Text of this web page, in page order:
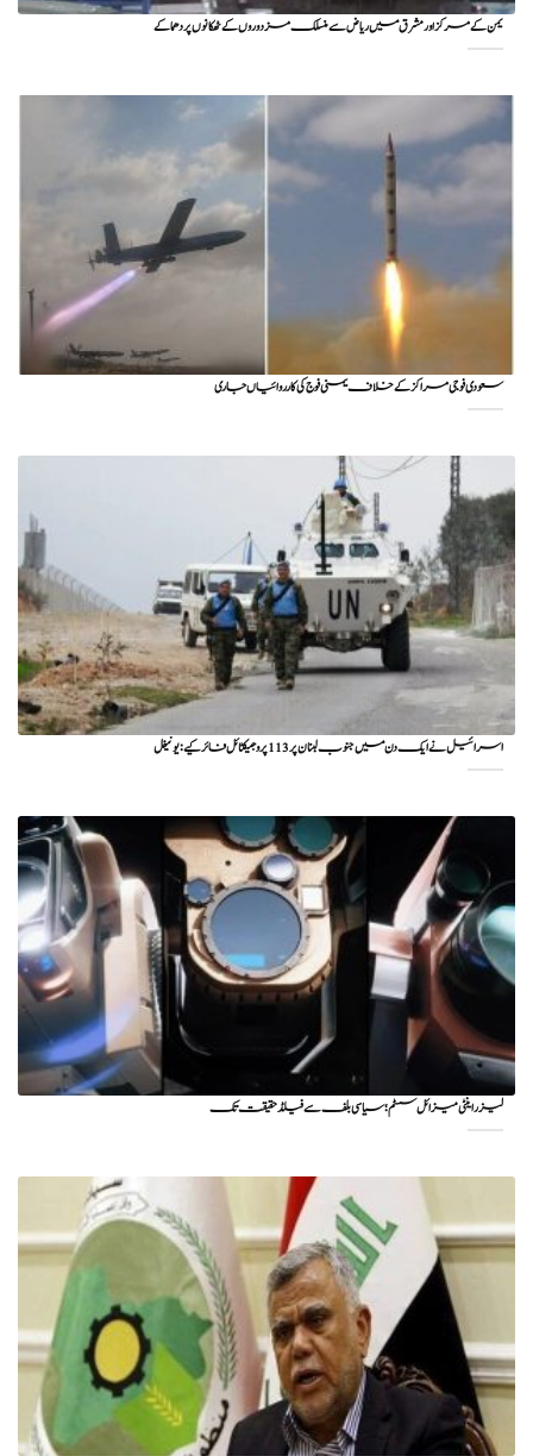
یمن کے مرکز اور مشرق میں ریاض سے منسلک مزدوروں کے ٹھکانوں پر دھماکے
سعودی فوجی مراکز کے خلاف یمنی فوج کی کارروائیاں جاری
اسرائیل نے ایک دن میں جنوب لبنان پر 113 پروجیکٹائل فائر کیے: یونیفل
لیزر اینٹی میزائل سسٹم؛ سیاسی بلف سے فیلڈ حقیقت تک